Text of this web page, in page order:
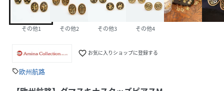
その他1 その他2 その他3 その他4
favorite_border お気に入りショップに登録する
sell欧州航路